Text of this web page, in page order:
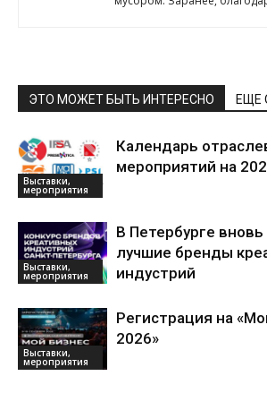
ЭТО МОЖЕТ БЫТЬ ИНТЕРЕСНО ЕЩЕ
Выставки,
мероприятия
Календарь
мероприятий на
Выставки,
мероприятия
В Петербурге
лучшие бренды
индустрий
Выставки,
мероприятия
Регистрация на
2026»